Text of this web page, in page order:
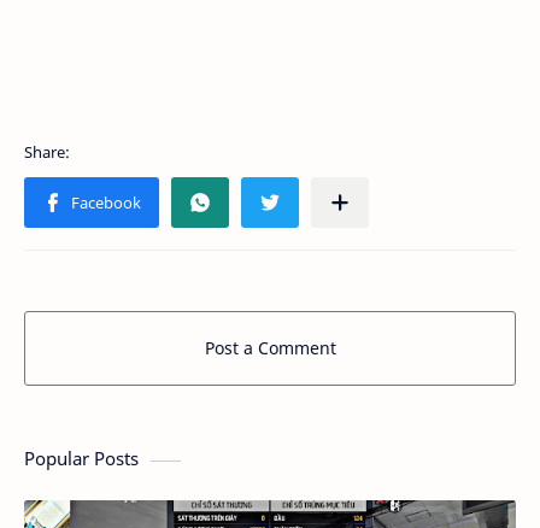
Post a Comment
Popular Posts